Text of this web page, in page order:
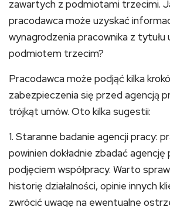
zawartych z podmiotami trzecimi.
pracodawca może uzyskać
wynagrodzenia pracownika z tytułu
podmiotem trzecim?
Pracodawca może podjąć kilka
zabezpieczenia się przed agencją
trójkąt umów. Oto kilka sugestii:
1. Staranne badanie agencji pracy:
powinien dokładnie zbadać
podjęciem współpracy. Warto
historię działalności, opinie innych
zwrócić uwagę na ewentualne